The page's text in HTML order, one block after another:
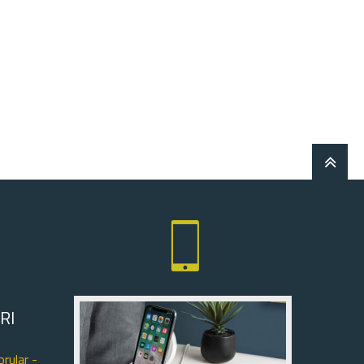
-